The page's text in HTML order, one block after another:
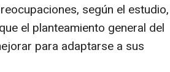
según el
el planteamiento general del
para adaptarse a sus